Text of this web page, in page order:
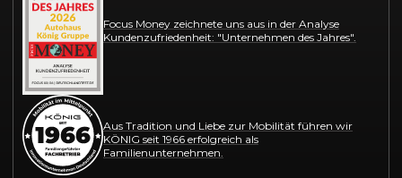
Focus Money zeichnete uns aus in der Analyse
Kundenzufriedenheit: "Unternehmen des Jahres".
Aus Tradition und Liebe zur Mobilität führen wir
KÖNIG seit 1966 erfolgreich als
Familienunternehmen.